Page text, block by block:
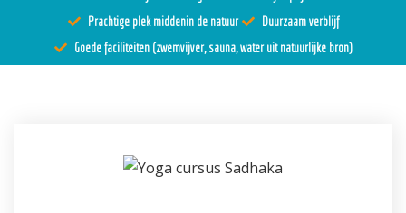
Docenten
Prachtige plek middenin de natuur
Duurzaam verblijf
Goede faciliteiten (zwemvijver, sauna, water uit natuurlijke bron)